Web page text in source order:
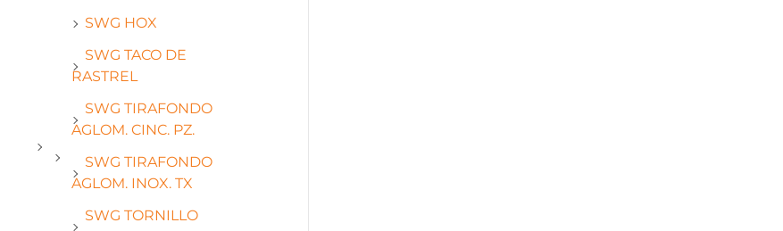
SWG HOX
SWG TACO DE
RASTREL
SWG TIRAFONDO
AGLOM. CINC. PZ.
SWG TIRAFONDO
AGLOM. INOX. TX
SWG TORNILLO